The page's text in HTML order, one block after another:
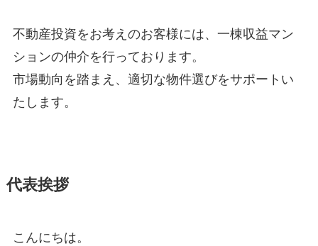
不動産投資をお考えのお客様には、一棟収益マン
ションの仲介を行っております。
市場動向を踏まえ、適切な物件選びをサポートい
たします。
代表挨拶
こんにちは。